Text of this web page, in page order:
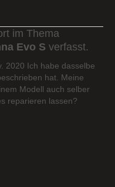
im Thema
Evo S verfasst.
2020 Ich habe dasselbe
hat. Meine
Modell auch selber
reparieren lassen?